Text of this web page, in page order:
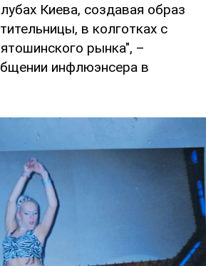
Киева, создавая образ
в колготках с
рынка", –
инфлюэнсера в